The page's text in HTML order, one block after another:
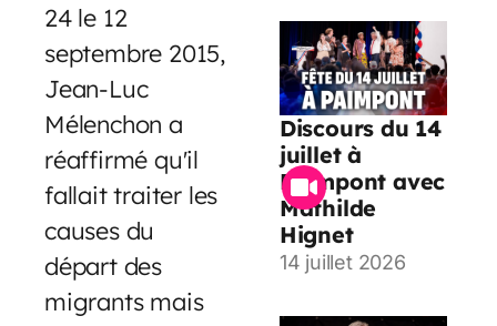
24 le 12
septembre 2015,
Jean-Luc
Mélenchon a
réaffirmé qu'il
fallait traiter les
causes du
départ des
migrants mais
Discours du 14
juillet à
Paimpont avec
Mathilde
Hignet
14 juillet 2026